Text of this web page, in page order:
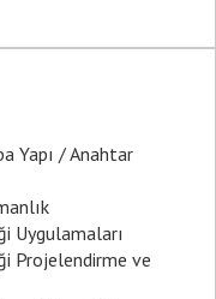
Yapı / Anahtar
Uygulamaları
Projelendirme ve